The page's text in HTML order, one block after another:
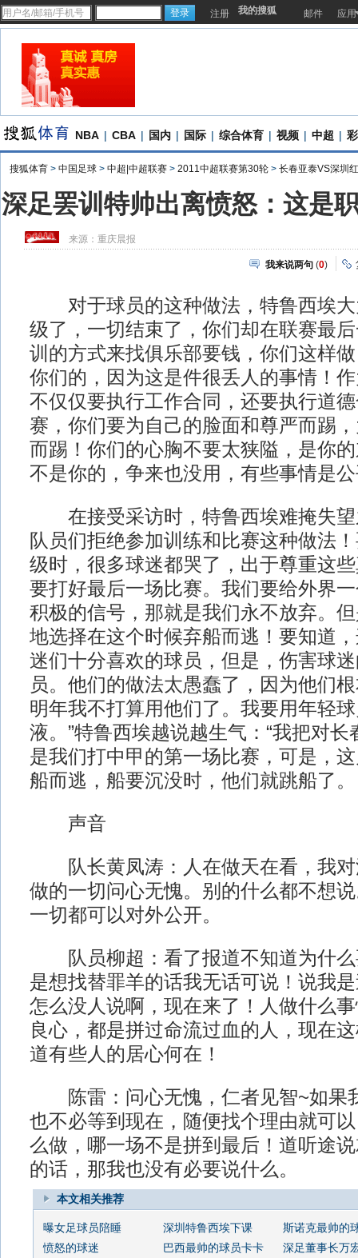
注册 我的搜狐 邮件 应用
NBA | CBA | 国内 | 国际 | 综合体育 | 视频 | 中超 |
搜狐体育 > 中国足球 > 中超|中超联赛 > 2011中超联赛第30轮 > 长春亚泰VS深圳
深足罢训特帅出离愤怒：这是
来源：重庆晨报
我来说两句 (0)
对于球员的这种做法，特鲁西埃大
级了，一切结束了，你们却在联赛最
训的方式来找俱乐部要钱，你们这样
你们的，因为这是件很丢人的事情！
不仅仅要执行工作合同，还要执行道
赛，你们要为自己的脸面和尊严而踢
而踢！你们的心胸不要太狭隘，是你
不是你的，争来也没用，有些事情是公
在接受采访时，特鲁西埃难掩失望
队员们拒绝参加训练和比赛这种做法
级时，很多球迷都哭了，出于尊重这
要打好最后一场比赛。我们要给外界
积极的信号，那就是我们永不放弃。
地选择在这个时候弃船而逃！要知道
迷们十分喜欢的球员，但是，伤害球
员。他们的做法太愚蠢了，因为他们
明年我不打算用他们了。我要用年轻
液。”特鲁西埃越说越生气：“我把对
是我们打中甲的第一场比赛，可是，
船而逃，船要沉没时，他们就跳船了。
声音
队长黄凤涛：人在做天在看，我对
做的一切问心无愧。别的什么都不想
一切都可以对外公开。
队员柳超：看了报道不知道为什么
是想找替罪羊的话我无话可说！说我
怎么没人说啊，现在来了！人做什么
良心，都是拼过命流过血的人，现在
道有些人的居心何在！
陈雷：问心无愧，仁者见智~如果
也不必等到现在，随便找个理由就可
么做，哪一场不是拼到最后！道听途
的话，那我也没有必要说什么。
本文相关推荐
曝女足球员陪睡 深圳特鲁西埃下课
斯诺克最帅的
愤怒的球迷
巴西最帅的球员卡卡
深足董事长万